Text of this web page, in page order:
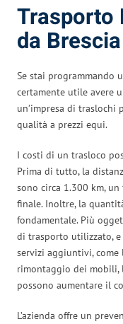
Trasporto
da
Se stai programmando
certamente utile avere
un’impresa di traslochi
qualità a prezzi equi.
I costi di un trasloco
Prima di tutto, la
sono circa 1.300 km,
finale. Inoltre, la
fondamentale. Più
di trasporto utilizzato,
servizi aggiuntivi,
rimontaggio dei mobili,
possono aumentare il
L’azienda offre un